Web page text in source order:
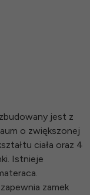
jest z
o zwiększonej
ciała oraz 4
Istnieje
zamek